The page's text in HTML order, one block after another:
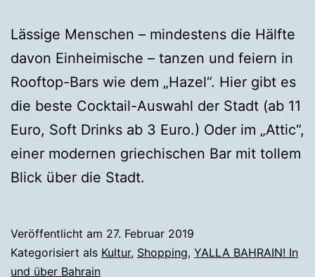
Lässige Menschen – mindestens die Hälfte
davon Einheimische – tanzen und feiern in
Rooftop-Bars wie dem „Hazel“. Hier gibt es
die beste Cocktail-Auswahl der Stadt (ab 11
Euro, Soft Drinks ab 3 Euro.) Oder im „Attic“,
einer modernen griechischen Bar mit tollem
Blick über die Stadt.
Veröffentlicht am 27. Februar 2019
Kategorisiert als Kultur, Shopping, YALLA BAHRAIN! In
und über Bahrain